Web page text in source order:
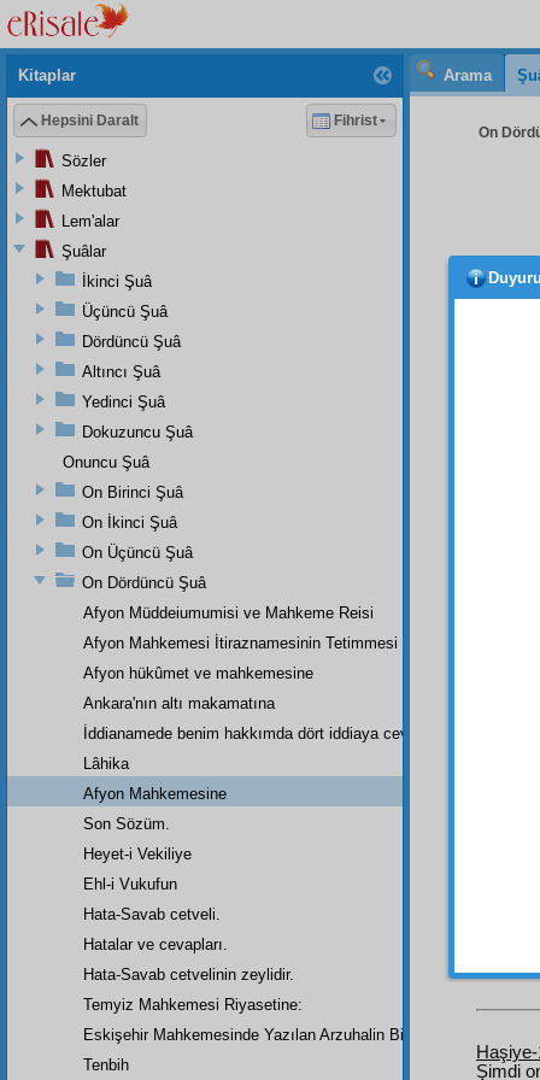
Arama
On
Haşiye-
Şimdi
Kitaplar
Hepsini Daralt Fihrist
Sözler
Mektubat
Lem'alar
Şuâlar
İkinci Şuâ
Üçüncü Şuâ
Dördüncü Şuâ
Altıncı Şuâ
Yedinci Şuâ
Dokuzuncu Şuâ
Onuncu Şuâ
On Birinci Şuâ
On İkinci Şuâ
On Üçüncü Şuâ
On Dördüncü Şuâ
Afyon Müddeiumumisi ve Mahkeme Reisi
Afyon Mahkemesi İtiraznamesinin Tetimmesi
Afyon hükûmet ve mahkemesine
Ankara'nın altı makamatına
İddianamede benim hakkımda dört iddiaya cevap
Lâhika
Afyon Mahkemesine
Son Sözüm.
Heyet-i Vekiliye
Ehl-i Vukufun
Hata-Savab cetveli.
Hatalar ve cevapları.
Hata-Savab cetvelinin zeylidir.
Temyiz Mahkemesi Riyasetine:
Eskişehir Mahkemesinde Yazılan Arzuhalin Bir Parçası
Tenbih
Duyuru